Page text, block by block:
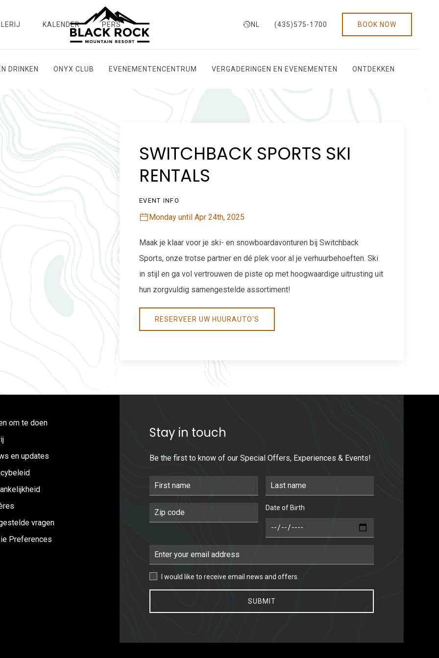
KALENDER PERS NL (435)575-1700 BOOK NOW
DRINKEN ONYX CLUB EVENEMENTENCENTRUM VERGADERINGEN EN EVENEMENTEN ONTDEKKEN
SWITCHBACK SPORTS SKI
RENTALS
EVENT INFO
Monday until Apr 24th, 2025
Maak je klaar voor je ski- en snowboardavonturen bij Switchback
Sports, onze trotse partner en dé plek voor al je verhuurbehoeften. Ski
in stijl en ga vol vertrouwen de piste op met hoogwaardige uitrusting uit
hun zorgvuldig samengestelde assortiment!
RESERVEER UW HUURAUTO'S
om te doen
en updates
vragen
Preferences
Stay in touch
Be the first to know of our Special Offers, Experiences & Events!
First Name Last Name
Postal Code DOB
Date of Birth
Email Address
I would like to receive email news and offers.
I would like to receive email news and offers.
SUBMIT